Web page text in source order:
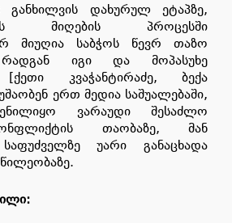
განხილვის დახურულ ეტაპზე,
მიღების პროცესში
მიუღია საბჭოს წევრ თაზო
რადგან იგი და მოპასუხე
[ქეთი კვაჭანტირაძე, ბექა
ერთ მედია საშუალებაში,
ვარაუდი შესაძლო
თაობაზე, მან
უარი განაცხადა